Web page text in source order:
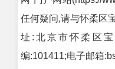
任何疑问,请与怀柔区
址:北京市怀柔区
编:101411;电子邮箱